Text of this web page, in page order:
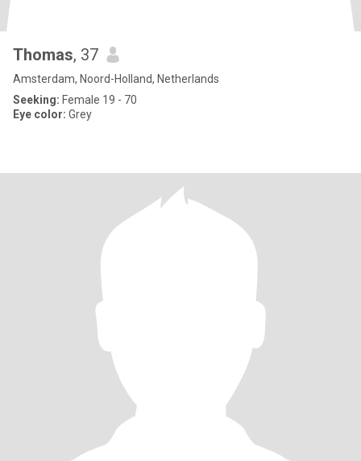
Thomas, 37
Amsterdam, Noord-Holland, Netherlands
Seeking: Female 19 - 70
Eye color: Grey